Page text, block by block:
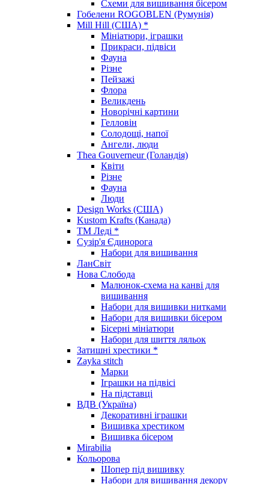
Схеми для вишивання бісером
Гобелени ROGOBLEN (Румунія)
Mill Hill (США) *
Мініатюри, іграшки
Прикраси, підвіси
Фауна
Різне
Пейзажі
Флора
Великдень
Новорічні картини
Гелловін
Солодощі, напої
Ангели, люди
Thea Gouverneur (Голандія)
Квіти
Різне
Фауна
Люди
Design Works (США)
Kustom Krafts (Канада)
ТМ Леді *
Сузір'я Єдинорога
Набори для вишивання
ЛанСвіт
Нова Слобода
Малюнок-схема на канві для
вишивання
Набори для вишивки нитками
Набори для вишивки бісером
Бісерні мініатюри
Набори для шиття ляльок
Затишні хрестики *
Zayka stitch
Марки
Іграшки на підвісі
На підставці
ВДВ (Україна)
Декоративні іграшки
Вишивка хрестиком
Вишивка бісером
Mirabilia
Кольорова
Шопер під вишивку
Набори для вишивання декору